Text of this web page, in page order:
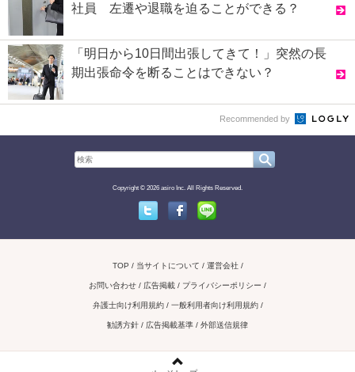
社員 左遷や退職を迫ることができる？
「明日から10日間出張してきて！」突然の長
期出張命令を断ることはできない？
Recommended by
Copyright © 2026 asiro Inc. All Rights Reserved.
TOP 当サイトについて 運営会社
お問い合わせ / 広告掲載 プライバシーポリシー
弁護士向け利用規約 一般利用者向け利用規約
勧誘方針 広告掲載基準 外部送信規律